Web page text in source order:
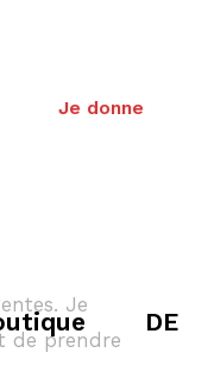
Je donne
DE
Je
de prendre